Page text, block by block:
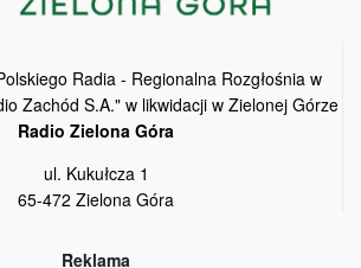
Radia - Regionalna Rozgłośnia w
Zachód S.A." w likwidacji w Zielonej Górze
Radio Zielona Góra
ul. Kukułcza 1
65-472 Zielona Góra
Reklama